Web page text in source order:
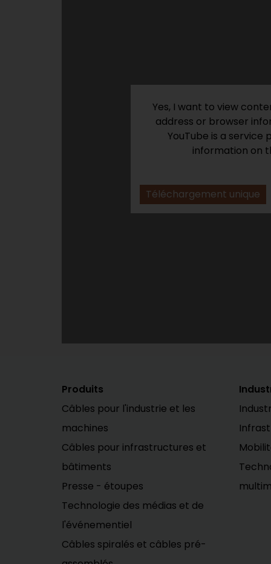
Yes, I want to view
address or browser
YouTube is a service
information on
Téléchargement unique
Produits
Câbles pour l'industrie et les
machines
Câbles pour infrastructures et
bâtiments
Presse - étoupes
Technologie des médias et de
l'événementiel
Câbles spiralés et câbles pré-